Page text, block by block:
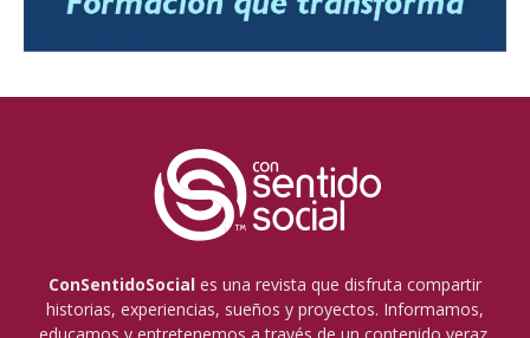
ConSentidoSocial es una revista que disfruta compartir
historias, experiencias, sueños y proyectos. Informamos,